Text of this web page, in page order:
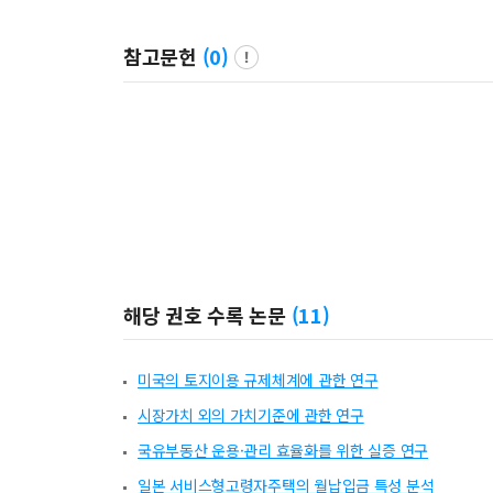
참고문헌 (0)
해당 권호 수록 논문 (11)
미국의 토지이용 규제체계에 관한 연구
시장가치 외의 가치기준에 관한 연구
국유부동산 운용·관리 효율화를 위한 실증 연구
일본 서비스형고령자주택의 월납입금 특성 분석